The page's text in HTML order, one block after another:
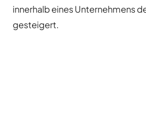
innerhalb eines Unternehmens
gesteigert.